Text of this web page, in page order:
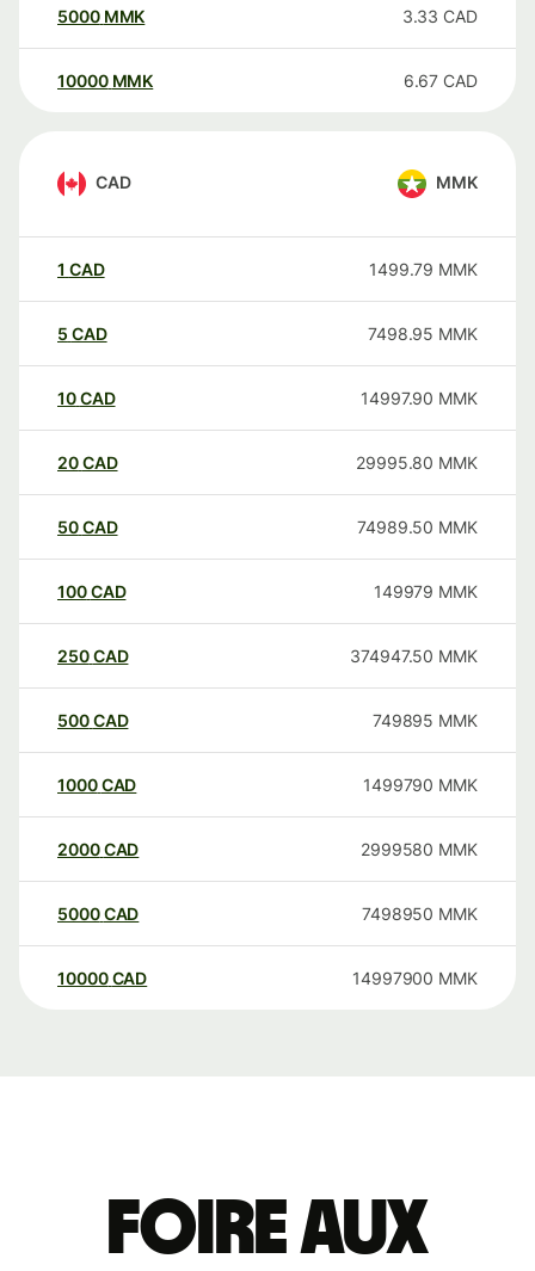
5000 MMK 3.33 CAD
10000 MMK 6.67 CAD
CAD MMK
1 CAD 1499.79 MMK
5 CAD 7498.95 MMK
10CAD 14997.90 MMK
20CAD 29995.80 MMK
50CAD 74989.50 MMK
100CAD 149979 MMK
250CAD 374947.50 MMK
500CAD 749895 MMK
1000CAD 1499790 MMK
2000CAD 2999580 MMK
5000CAD 7498950 MMK
10000 CAD 14997900 MMK
Foire aux